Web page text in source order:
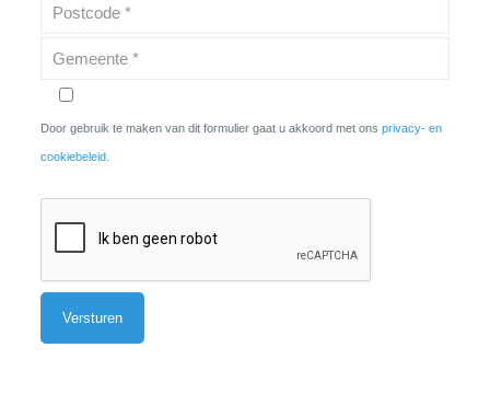
Door gebruik te maken van dit formulier gaat u akkoord met ons privacy- en
cookiebeleid.